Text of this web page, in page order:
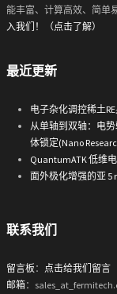
能丰富、计算高效、简单
入我们！（点击了解）
最近更新
电子杂化调控稀土
从单轴到双轴：电
体锁定(Nano
QuantumATK 低维
面外极化增强的亚 5
联系我们
留言板 ： 点击给我们留言
邮箱：